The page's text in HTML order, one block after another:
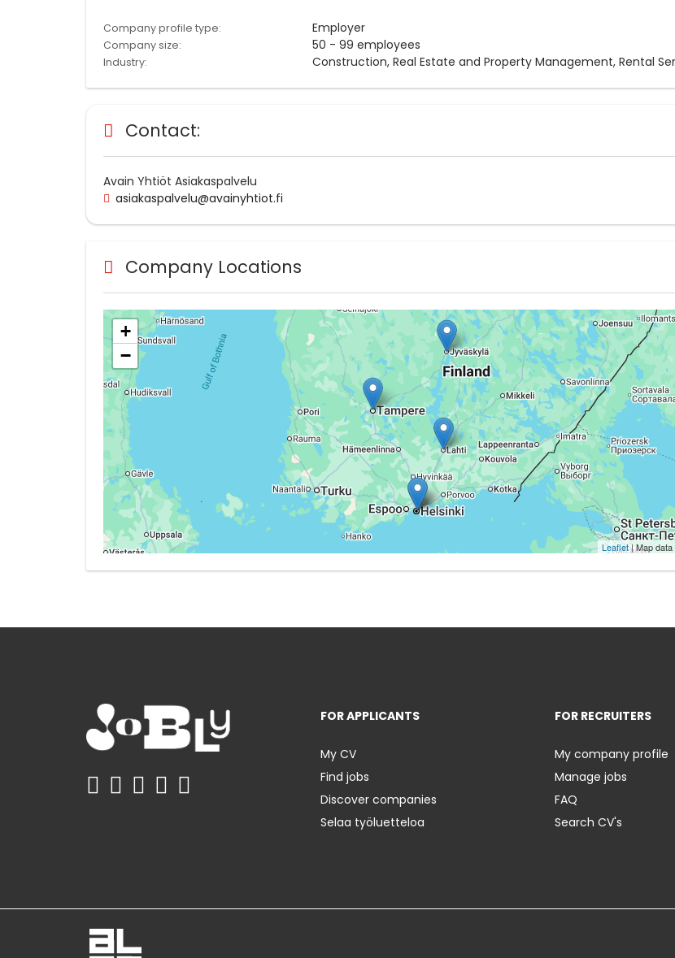
Company profile type: Employer
Company size: 50 - 99 employees
Industry: Construction, Real Estate and Property Management, Rental
Contact:
Avain Yhtiöt Asiakaspalvelu
asiakaspalvelu@avainyhtiot.fi
Company Locations
+
−
Leaflet| Map
FOR APPLICANTS
My CV
Find jobs
Discover companies
Selaa työluetteloa
FOR RECRUITERS
My company profile
Manage jobs
FAQ
Search CV's